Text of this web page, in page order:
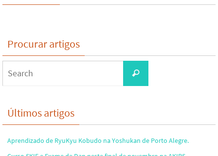
Procurar artigos
Search
Últimos artigos
Aprendizado de RyuKyu Kobudo na Yoshukan de Porto Alegre.